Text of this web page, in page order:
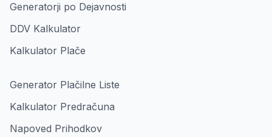
Generatorji po Dejavnosti
DDV Kalkulator
Kalkulator Plače
Generator Plačilne Liste
Kalkulator Predračuna
Napoved Prihodkov